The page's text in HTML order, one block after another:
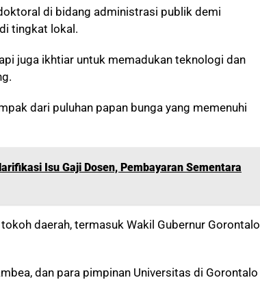
di bidang administrasi publik demi
tingkat lokal.
juga ikhtiar untuk memadukan teknologi dan
dari puluhan papan bunga yang memenuhi
Isu Gaji Dosen, Pembayaran Sementara
daerah, termasuk Wakil Gubernur Gorontalo
dan para pimpinan Universitas di Gorontalo